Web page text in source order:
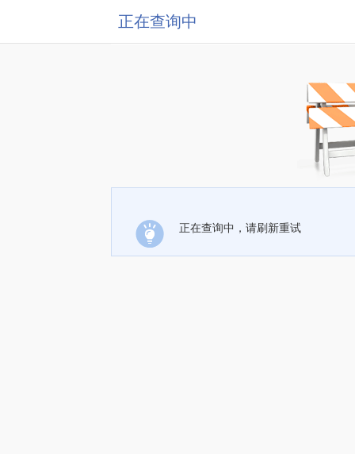
正在查询中
正在查询中，请刷新重试